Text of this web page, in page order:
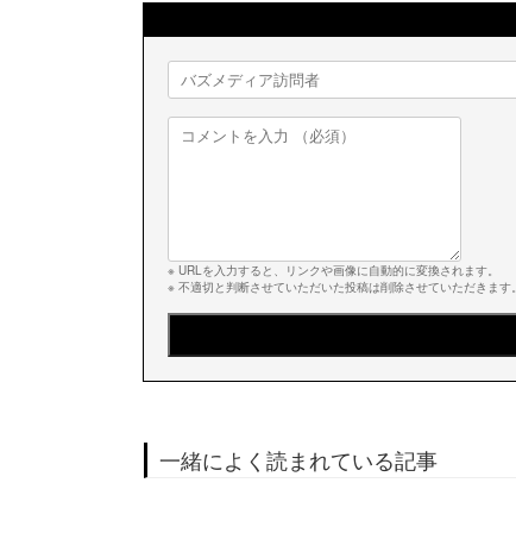
※ URLを入力すると、リンクや画像に自動的に変換されます。
※ 不適切と判断させていただいた投稿は削除させていただきます。
一緒によく読まれている記事